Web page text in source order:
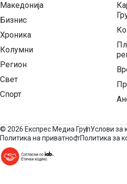
Македонија
Бизнис
Хроника
Колумни
Регион
Свет
Спорт
© 2026 Експрес Медиа ГрупУслови за
Политика на приватностПолитика за